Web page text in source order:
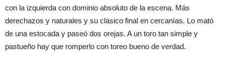
con la izquierda con dominio absoluto de la escena. Más
derechazos y naturales y su clásico final en cercanías. Lo mató
de una estocada y paseó dos orejas. A un toro tan simple y
pastueño hay que romperlo con toreo bueno de verdad.